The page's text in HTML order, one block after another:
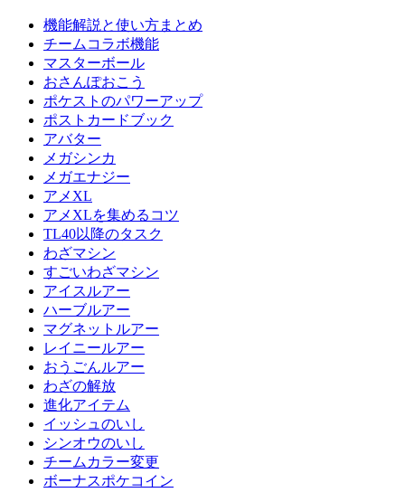
機能解説と使い方まとめ
チームコラボ機能
マスターボール
おさんぽおこう
ポケストのパワーアップ
ポストカードブック
アバター
メガシンカ
メガエナジー
アメXL
アメXLを集めるコツ
TL40以降のタスク
わざマシン
すごいわざマシン
アイスルアー
ハーブルアー
マグネットルアー
レイニールアー
おうごんルアー
わざの解放
進化アイテム
イッシュのいし
シンオウのいし
チームカラー変更
ボーナスポケコイン